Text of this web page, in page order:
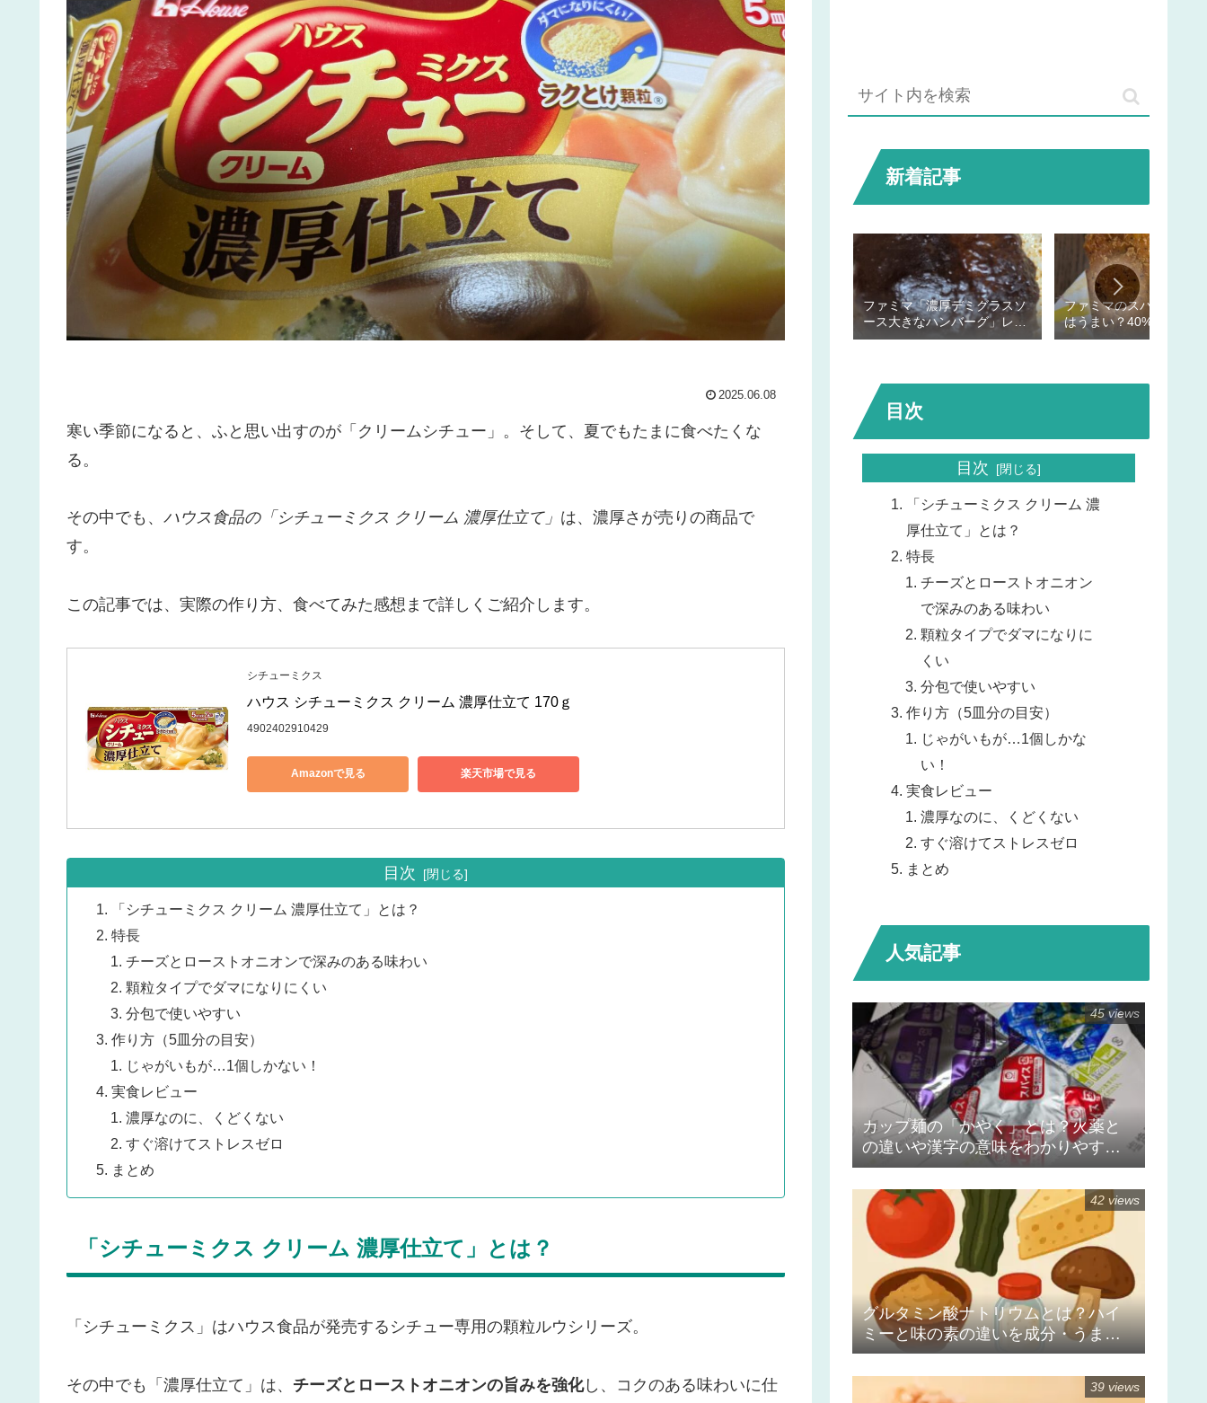
2025.06.08
寒い季節になると、ふと思い出すのが「クリームシチュー」。そして、夏でもたまに食べたくな
る。
その中でも、 ハウス食品の「シチューミクス クリーム 濃厚仕立て」 は、濃厚さが売りの商品で
す。
この記事では、実際の作り方、食べてみた感想まで詳しくご紹介します。
シチューミクス
ハウス シチューミクス クリーム 濃厚仕立て 170ｇ
4902402910429
Amazonで見る 楽天市場で見る
目次
「シチューミクス クリーム 濃厚仕立て」とは？
特長
チーズとローストオニオンで深みのある味わい
顆粒タイプでダマになりにくい
分包で使いやすい
作り方（5皿分の目安）
じゃがいもが…1個しかない！
実食レビュー
濃厚なのに、くどくない
すぐ溶けてストレスゼロ
まとめ
「シチューミクス クリーム 濃厚仕立て」とは？
「シチューミクス」はハウス食品が発売するシチュー専用の顆粒ルウシリーズ。
その中でも「濃厚仕立て」は、 チーズとローストオニオンの旨みを強化し、コクのある味わいに仕
新着記事
ファミマ「濃厚デミグラスソ
ース大きなハンバーグ」レビ
ュー
ファミマのスパイシーチ
はうまい？40%増量でボ
ーム満点だった！
目次
目次
「シチューミクス クリーム 濃
厚仕立て」とは？
特長
チーズとローストオニオン
で深みのある味わい
顆粒タイプでダマになりに
くい
分包で使いやすい
作り方（5皿分の目安）
じゃがいもが…1個しかな
い！
実食レビュー
濃厚なのに、くどくない
すぐ溶けてストレスゼロ
まとめ
人気記事
カップ麺の「かやく」とは？火薬と
の違いや漢字の意味をわかりやすく
解説
45 views
グルタミン酸ナトリウムとは？ハイ
ミーと味の素の違いを成分・うま
味・使い分けから解説
42 views
39 views